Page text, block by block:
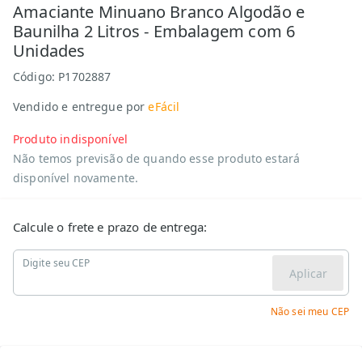
Amaciante Minuano Branco Algodão e
Baunilha 2 Litros - Embalagem com 6
Unidades
Código: P1702887
Vendido e entregue por eFácil
Produto indisponível
Não temos previsão de quando esse produto estará
disponível novamente.
Calcule o frete e prazo de entrega:
Digite seu CEP
Aplicar
Não sei meu CEP